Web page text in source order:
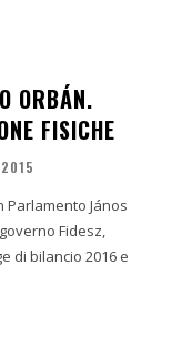
ORBÁN.
FISICHE
János
Fidesz,
di bilancio 2016 e